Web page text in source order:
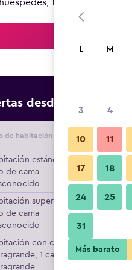
1 habitación
desde Oferta
de habitación
estándar,
de cama
superior,
de cama
con cama
1 cama
L M
3 4
10 11
17 18
24 25
31
Más barato